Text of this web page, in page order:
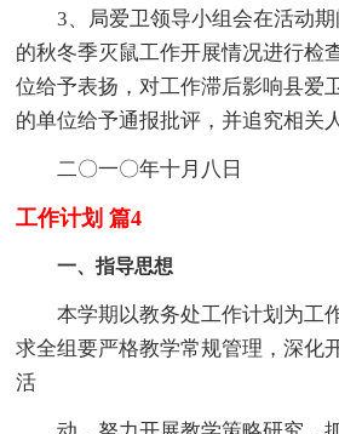
3、局爱卫领导小组会在活动期
的秋冬季灭鼠工作开展情况进行检
位给予表扬，对工作滞后影响县爱
的单位给予通报批评，并追究相关
二〇一〇年十月八日
工作计划 篇4
一、指导思想
本学期以教务处工作计划为工
求全组要严格教学常规管理，深化
活